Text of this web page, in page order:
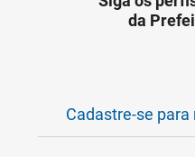
da
Cadastre-se